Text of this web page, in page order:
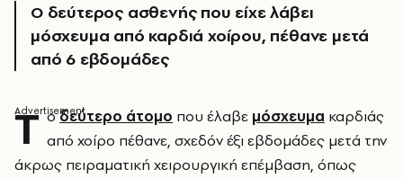
Ο δεύτερος ασθενής που είχε λάβει
μόσχευμα από καρδιά χοίρου, πέθανε μετά
από 6 εβδομάδες
Τ οδεύτερο άτομο που έλαβε μόσχευμα καρδιάς
από χοίρο πέθανε, σχεδόν έξι εβδομάδες μετά την
άκρως πειραματική χειρουργική επέμβαση, όπως